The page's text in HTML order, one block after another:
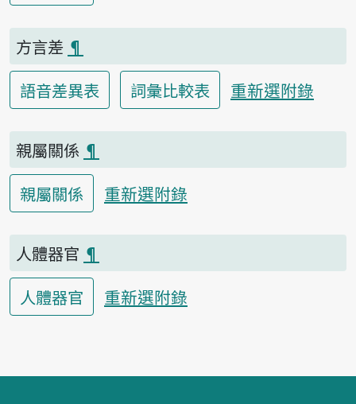
方言差 ¶
語音差異表
詞彙比較表 重新選附錄
親屬關係 ¶
親屬關係
重新選附錄
人體器官 ¶
人體器官
重新選附錄